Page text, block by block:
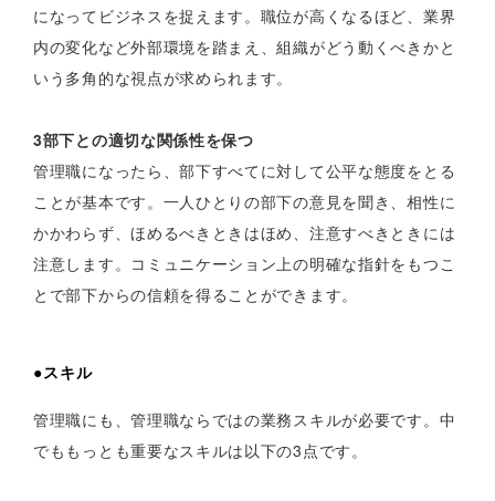
になってビジネスを捉えます。職位が高くなるほど、業界
内の変化など外部環境を踏まえ、組織がどう動くべきかと
いう多角的な視点が求められます。
3部下との適切な関係性を保つ
管理職になったら、部下すべてに対して公平な態度をとる
ことが基本です。一人ひとりの部下の意見を聞き、相性に
かかわらず、ほめるべきときはほめ、注意すべきときには
注意します。コミュニケーション上の明確な指針をもつこ
とで部下からの信頼を得ることができます。
●スキル
管理職にも、管理職ならではの業務スキルが必要です。中
でももっとも重要なスキルは以下の3点です。